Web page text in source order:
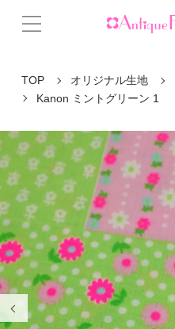
TOP オリジナル生地
Kanon ミントグリーン 1